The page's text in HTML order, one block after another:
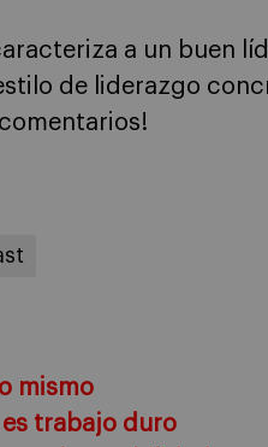
a un buen
de liderazgo
mismo
es trabajo duro